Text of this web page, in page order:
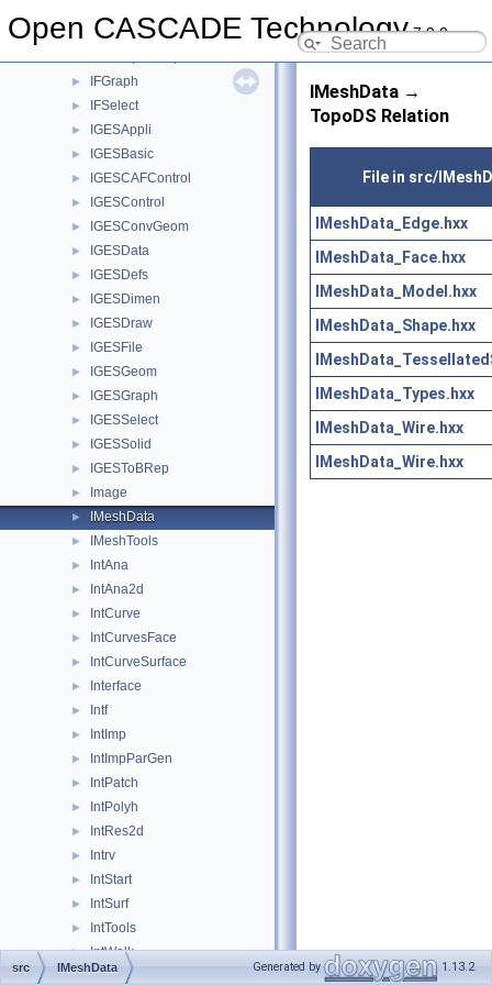
Open CASCADE Technology7.9.0
HLRTest
► IFGraph
► IFSelect
► IGESAppli
► IGESBasic
► IGESCAFControl
► IGESControl
► IGESConvGeom
► IGESData
► IGESDefs
► IGESDimen
► IGESDraw
► IGESFile
► IGESGeom
► IGESGraph
► IGESSelect
► IGESSolid
► IGESToBRep
► Image
► IMeshData
► IMeshTools
► IntAna
► IntAna2d
► IntCurve
► IntCurvesFace
► IntCurveSurface
► Interface
► Intf
► IntImp
► IntImpParGen
► IntPatch
► IntPolyh
► IntRes2d
► Intrv
► IntStart
► IntSurf
► IntTools
► IntWalk
► IVtk
IMeshData →
TopoDS Relation
File in src/
IMeshData_Edge.hxx
IMeshData_Face.hxx
IMeshData_Model.hxx
IMeshData_Shape.hxx
IMeshData_Types.hxx
IMeshData_Wire.hxx
IMeshData_Wire.hxx
src IMeshData Generated by 1.13.2